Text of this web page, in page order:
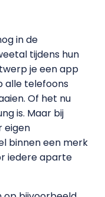
in de
tijdens hun
je een app
alle telefoons
Of het nu
is. Maar bij
eigen
binnen een merk
iedere aparte